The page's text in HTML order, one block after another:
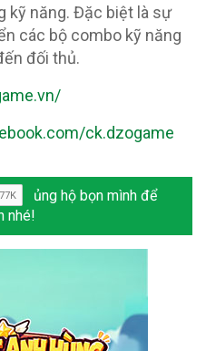
kỹ năng. Đặc biệt là sự
các bộ combo kỹ năng
đối thủ.
ck.dzogame
ủng hộ bọn mình để
nhé!